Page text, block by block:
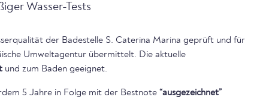
Wasser-Tests
der Badestelle S. Caterina Marina geprüft und für
Umweltagentur übermittelt. Die aktuelle
und zum Baden geeignet.
5 Jahre in Folge mit der Bestnote “ausgezeichnet”